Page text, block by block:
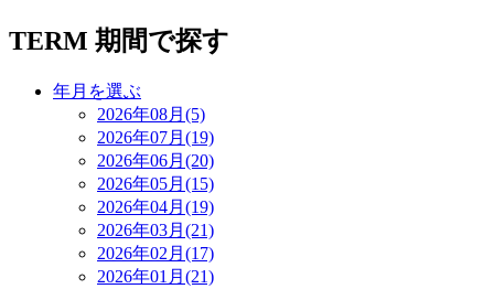
TERM 期間で探す
年月を選ぶ
2026年08月(5)
2026年07月(19)
2026年06月(20)
2026年05月(15)
2026年04月(19)
2026年03月(21)
2026年02月(17)
2026年01月(21)